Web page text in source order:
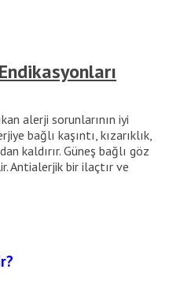
alerji sorunlarının iyi
bağlı kaşıntı, kızarıklık,
kaldırır. Güneş bağlı göz
Antialerjik bir ilaçtır ve